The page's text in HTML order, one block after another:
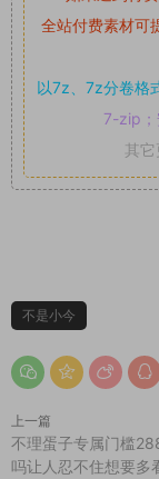
全站付费素材可
以7z、7z分卷格
7-zip；
其
不是小今
上一篇
不理蛋子专属门槛
吗让人忍不住想要多